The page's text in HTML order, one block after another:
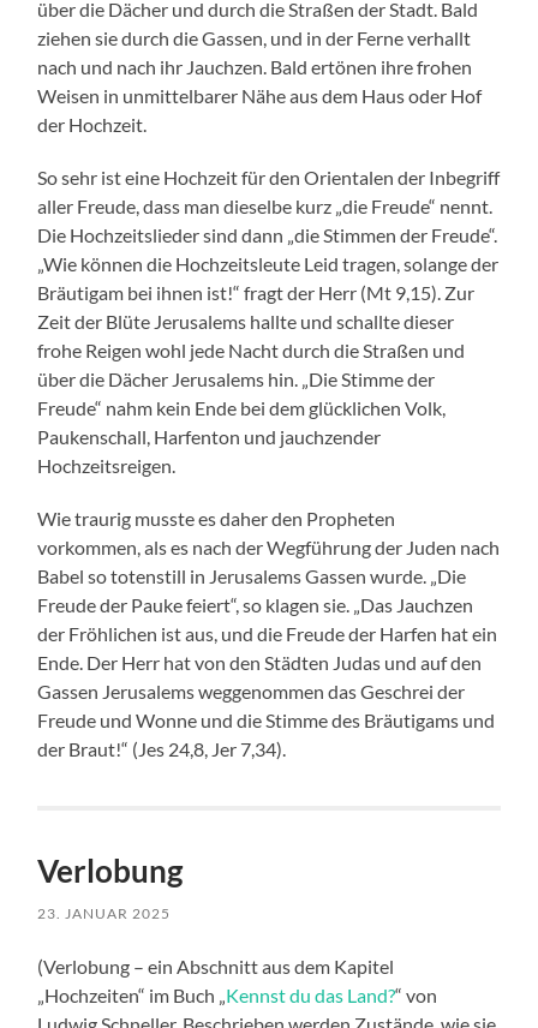
über die Dächer und durch die Straßen der Stadt. Bald
ziehen sie durch die Gassen, und in der Ferne verhallt
nach und nach ihr Jauchzen. Bald ertönen ihre frohen
Weisen in unmittelbarer Nähe aus dem Haus oder Hof
der Hochzeit.
So sehr ist eine Hochzeit für den Orientalen der Inbegriff
aller Freude, dass man dieselbe kurz „die Freude“ nennt.
Die Hochzeitslieder sind dann „die Stimmen der Freude“.
„Wie können die Hochzeitsleute Leid tragen, solange der
Bräutigam bei ihnen ist!“ fragt der Herr (Mt 9,15). Zur
Zeit der Blüte Jerusalems hallte und schallte dieser
frohe Reigen wohl jede Nacht durch die Straßen und
über die Dächer Jerusalems hin. „Die Stimme der
Freude“ nahm kein Ende bei dem glücklichen Volk,
Paukenschall, Harfenton und jauchzender
Hochzeitsreigen.
Wie traurig musste es daher den Propheten
vorkommen, als es nach der Wegführung der Juden nach
Babel so totenstill in Jerusalems Gassen wurde. „Die
Freude der Pauke feiert“, so klagen sie. „Das Jauchzen
der Fröhlichen ist aus, und die Freude der Harfen hat ein
Ende. Der Herr hat von den Städten Judas und auf den
Gassen Jerusalems weggenommen das Geschrei der
Freude und Wonne und die Stimme des Bräutigams und
der Braut!“ (Jes 24,8, Jer 7,34).
Verlobung
23. JANUAR 2025
(Verlobung – ein Abschnitt aus dem Kapitel
„Hochzeiten“ im Buch „Kennst du das Land?“ von